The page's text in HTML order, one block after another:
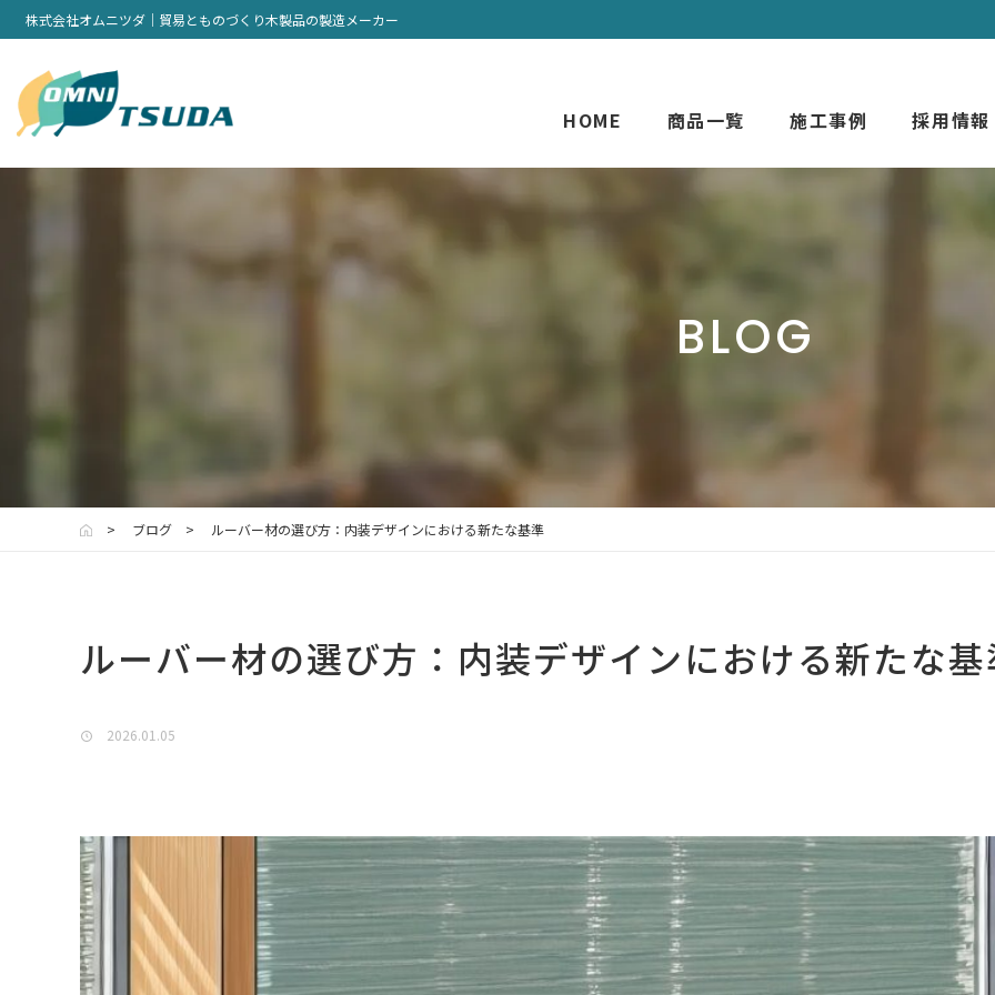
株式会社オムニツダ｜貿易とものづくり木製品の製造メーカー
HOME 商品一覧 施工事例 採用情報
BLOG
ブログ ルーバー材の選び方：内装デザインにおける新たな基準
ルーバー材の選び方：内装デザインにおける新たな
2026.01.05